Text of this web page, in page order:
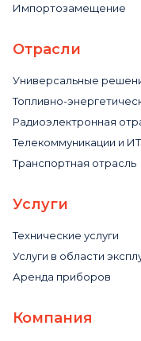
Импортозамещение
Отрасли
Универсальные
Топливно-
Радиоэлектронная
Телекоммуникации и ИТ
Транспортная отрасль
Услуги
Технические услуги
Услуги в области
Аренда приборов
Компания